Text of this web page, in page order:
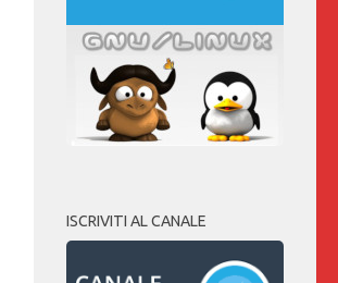
ISCRIVITI AL CANALE